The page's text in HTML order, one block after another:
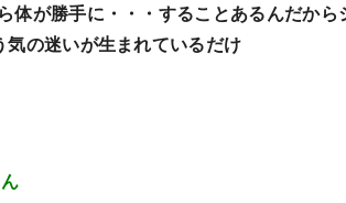
体が勝手に・・・することあるんだから
気の迷いが生まれているだけ